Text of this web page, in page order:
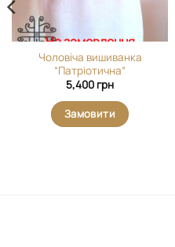
На замовлення
Чоловіча вишиванка
“Патріотична”
5,400 грн
Замовити